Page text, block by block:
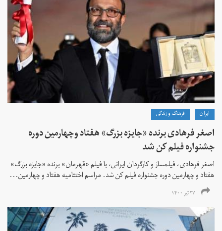
ايران فرهنگ و زندگی
اصغر فرهادی برنده «جایزه بزرگ»‌ هفتاد‌ وچهارمین دوره
جشنواره فیلم کن شد
اصغر فرهادی، فیلمساز و کارگردان ایرانی، با فیلم «قهرمان» برنده «جایزه بزرگ»
هفتاد و چهارمین دوره جشنواره فیلم کن شد. مراسم اختتامیه هفتاد و چهارمین...
۲۷ تیر ۱۴۰۰